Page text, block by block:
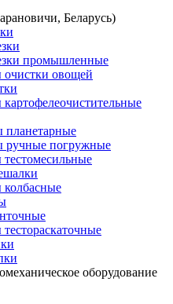
Беларусь)
промышленные
овощей
ручные погружные
оборудование